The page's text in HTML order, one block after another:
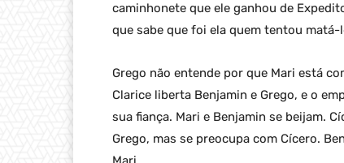
caminhonete que ele ganhou de
que sabe que foi ela quem tentou matá-
Grego não entende por que Mari está
Clarice liberta Benjamin e Grego, e o
sua fiança. Mari e Benjamin se beijam.
Grego, mas se preocupa com Cícero.